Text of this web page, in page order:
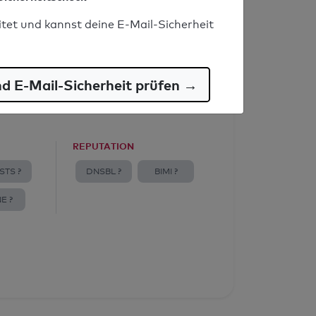
?
?
REPUTATION
DNSBL ? BIMI ?
und kannst deine E-Mail-Sicherheit
E-Mail-Sicherheit prüfen →